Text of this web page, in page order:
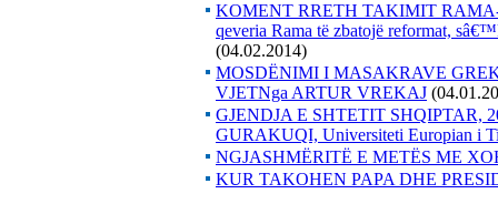
KOMENT RRETH TAKIMIT RAMA-
qeveria Rama të zbatojë reformat,
(04.02.2014)
MOSDËNIMI I MASAKRAVE
VJETNga ARTUR VREKAJ
GJENDJA E SHTETIT SHQIPTAR,
GURAKUQI, Universiteti Europian i
NGJASHMËRITË E METËS ME
KUR TAKOHEN PAPA DHE